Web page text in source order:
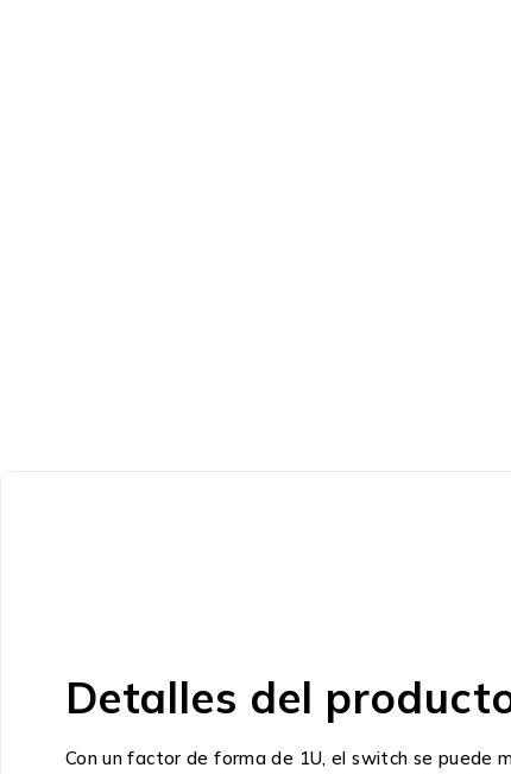
Detalles del
Con un factor de forma de 1U, el switch se puede